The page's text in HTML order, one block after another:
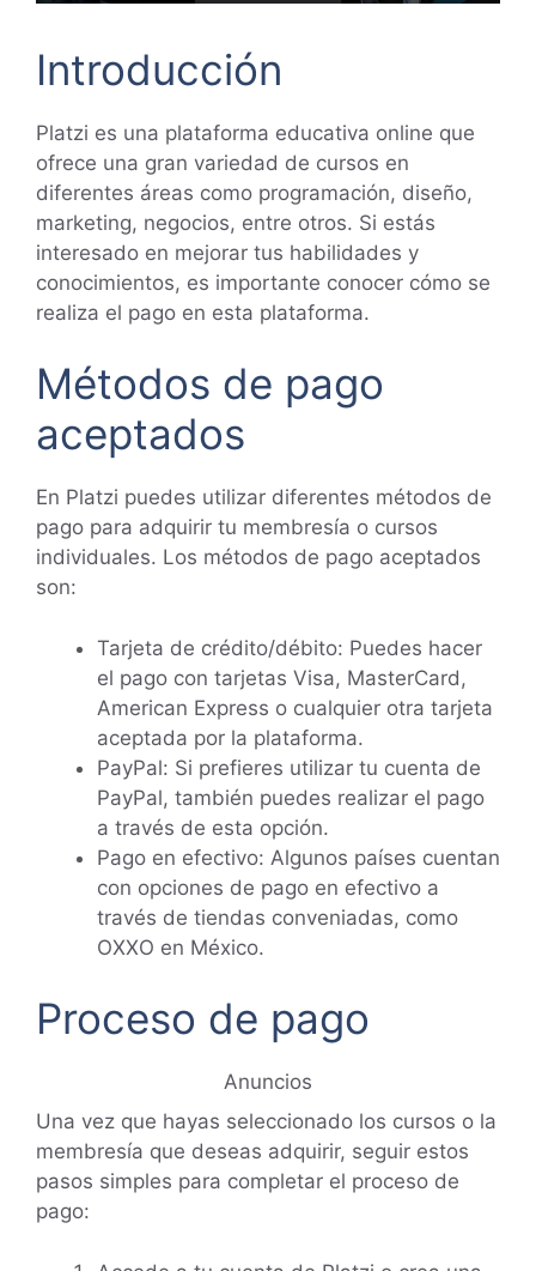
Introducción
Platzi es una plataforma educativa online que
ofrece una gran variedad de cursos en
diferentes áreas como programación, diseño,
marketing, negocios, entre otros. Si estás
interesado en mejorar tus habilidades y
conocimientos, es importante conocer cómo se
realiza el pago en esta plataforma.
Métodos de pago
aceptados
En Platzi puedes utilizar diferentes métodos de
pago para adquirir tu membresía o cursos
individuales. Los métodos de pago aceptados
son:
Tarjeta de crédito/débito: Puedes hacer
el pago con tarjetas Visa, MasterCard,
American Express o cualquier otra tarjeta
aceptada por la plataforma.
PayPal: Si prefieres utilizar tu cuenta de
PayPal, también puedes realizar el pago
a través de esta opción.
Pago en efectivo: Algunos países cuentan
con opciones de pago en efectivo a
través de tiendas conveniadas, como
OXXO en México.
Proceso de pago
Anuncios
Una vez que hayas seleccionado los cursos o la
membresía que deseas adquirir, seguir estos
pasos simples para completar el proceso de
pago: